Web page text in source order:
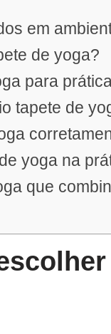
em
de yoga?
para
tapete de
yoga na
que